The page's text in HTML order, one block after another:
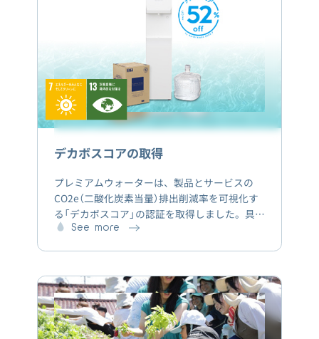
デカボスコアの取得
プレミアムウォーターは、製品とサービスの
CO2e（二酸化炭素当量）排出削減率を可視化す
る「デカボスコア」の認証を取得しました。具体
的には、プレミアムウォーターの12Lボトルの
12L）使用した場合とを比較した結果、前者が後
者よりも52%のCO2e排出量を削減できること
が示されました。（この製品1つあたりの製造工
程におけるCO2e削減量）
See more